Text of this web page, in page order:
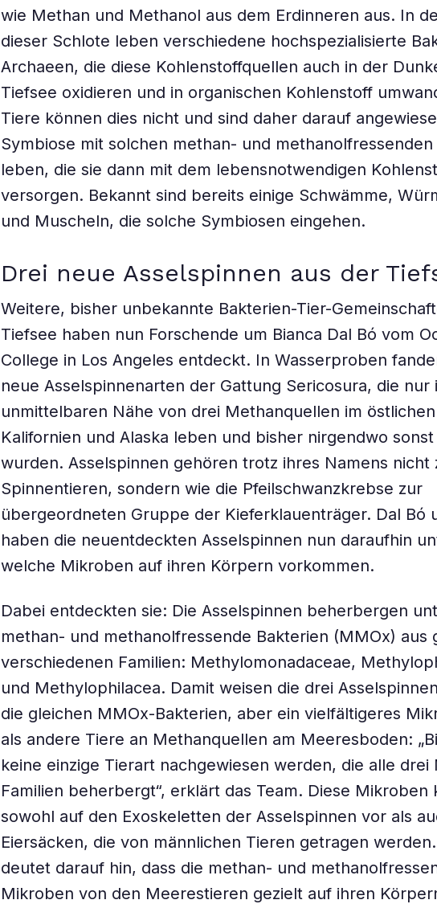
wie Methan und Methanol aus dem Erdinneren aus. In
dieser Schlote leben verschiedene hochspezialisierte
Archaeen, die diese Kohlenstoffquellen auch in der
Tiefsee oxidieren und in organischen Kohlenstoff
Tiere können dies nicht und sind daher darauf
Symbiose mit solchen methan- und
leben, die sie dann mit dem lebensnotwendigen
versorgen. Bekannt sind bereits einige Schwämme,
und Muscheln, die solche Symbiosen eingehen.
Drei neue Asselspinnen aus der
Weitere, bisher unbekannte Bakterien-Tier-
Tiefsee haben nun Forschende um Bianca Dal Bó vom
College in Los Angeles entdeckt. In Wasserproben
neue Asselspinnenarten der Gattung Sericosura, die nur
unmittelbaren Nähe von drei Methanquellen im
Kalifornien und Alaska leben und bisher nirgendwo
wurden. Asselspinnen gehören trotz ihres Namens nicht
Spinnentieren, sondern wie die Pfeilschwanzkrebse zur
übergeordneten Gruppe der Kieferklauenträger. Dal Bó
haben die neuentdeckten Asselspinnen nun daraufhin
welche Mikroben auf ihren Körpern vorkommen.
Dabei entdeckten sie: Die Asselspinnen beherbergen
methan- und methanolfressende Bakterien (MMOx) aus
verschiedenen Familien: Methylomonadaceae,
und Methylophilacea. Damit weisen die drei
die gleichen MMOx-Bakterien, aber ein vielfältigeres
als andere Tiere an Methanquellen am Meeresboden:
keine einzige Tierart nachgewiesen werden, die alle drei
Familien beherbergt“, erklärt das Team. Diese Mikroben
sowohl auf den Exoskeletten der Asselspinnen vor als
Eiersäcken, die von männlichen Tieren getragen
deutet darauf hin, dass die methan- und
Mikroben von den Meerestieren gezielt auf ihren